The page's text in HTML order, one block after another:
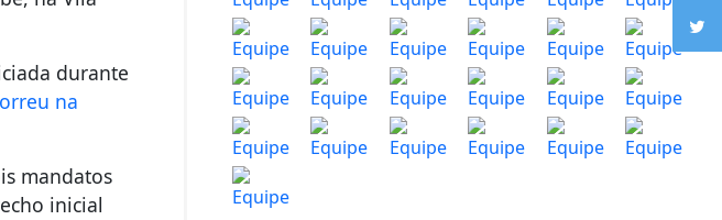
durante
na
mandatos
inicial